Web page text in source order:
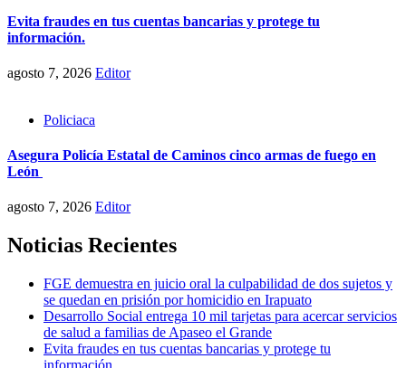
Evita fraudes en tus cuentas bancarias y protege tu
información.
agosto 7, 2026 Editor
Policiaca
Asegura Policía Estatal de Caminos cinco armas de fuego en
León
agosto 7, 2026 Editor
Noticias Recientes
FGE demuestra en juicio oral la culpabilidad de dos sujetos y
se quedan en prisión por homicidio en Irapuato
Desarrollo Social entrega 10 mil tarjetas para acercar servicios
de salud a familias de Apaseo el Grande
Evita fraudes en tus cuentas bancarias y protege tu